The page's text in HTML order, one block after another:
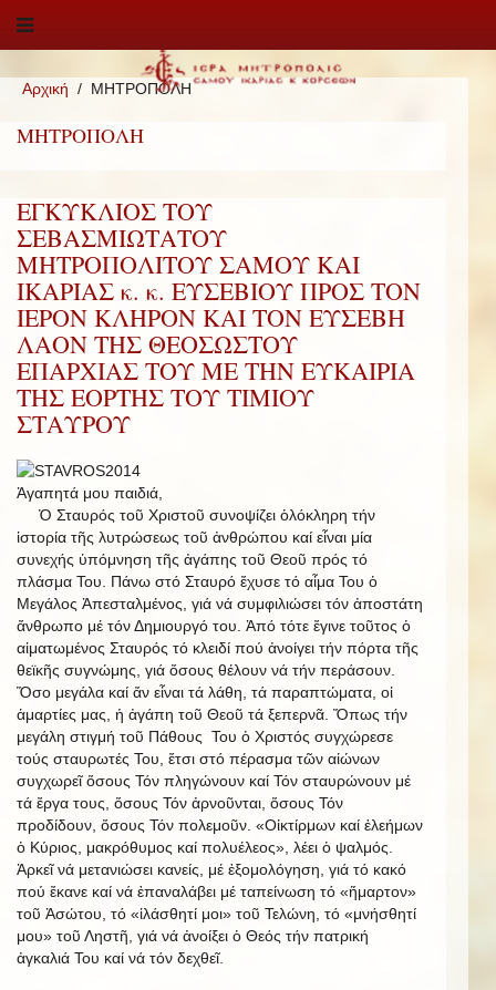
Αρχική ΜΗΤΡΟΠΟΛΗ
ΜΗΤΡΟΠΟΛΗ
ΕΓΚΥΚΛΙΟΣ ΤΟΥ
ΣΕΒΑΣΜΙΩΤΑΤΟΥ
ΜΗΤΡΟΠΟΛΙΤΟΥ ΣΑΜΟΥ ΚΑΙ
ΙΚΑΡΙΑΣ κ. κ. ΕΥΣΕΒΙΟΥ ΠΡΟΣ ΤΟΝ
ΙΕΡΟΝ ΚΛΗΡΟΝ ΚΑΙ ΤΟΝ ΕΥΣΕΒΗ
ΛΑΟΝ ΤΗΣ ΘΕΟΣΩΣΤΟΥ
ΕΠΑΡΧΙΑΣ ΤΟΥ ΜΕ ΤΗΝ ΕΥΚΑΙΡΙΑ
ΤΗΣ ΕΟΡΤΗΣ ΤΟΥ ΤΙΜΙΟΥ
ΣΤΑΥΡΟΥ
Ἀγαπητά μου παιδιά,
Ὁ Σταυρός τοῦ Χριστοῦ συνοψίζει ὁλόκληρη τήν
ἱστορία τῆς λυτρώσεως τοῦ ἀνθρώπου καί εἶναι μία
συνεχής ὑπόμνηση τῆς ἀγάπης τοῦ Θεοῦ πρός τό
πλάσμα Του. Πάνω στό Σταυρό ἔχυσε τό αἷμα Του ὁ
Μεγάλος Ἀπεσταλμένος, γιά νά συμφιλιώσει τόν ἀποστάτη
ἄνθρωπο μέ τόν Δημιουργό του. Ἀπό τότε ἔγινε τοῦτος ὁ
αἱματωμένος Σταυρός τό κλειδί πού ἀνοίγει τήν πόρτα τῆς
θεϊκῆς συγνώμης, γιά ὅσους θέλουν νά τήν περάσουν.
Ὅσο μεγάλα καί ἄν εἶναι τά λάθη, τά παραπτώματα, οἱ
ἁμαρτίες μας, ἡ ἀγάπη τοῦ Θεοῦ τά ξεπερνᾶ. Ὅπως τήν
μεγάλη στιγμή τοῦ Πάθους Του ὁ Χριστός συγχώρεσε
τούς σταυρωτές Του, ἔτσι στό πέρασμα τῶν αἰώνων
συγχωρεῖ ὅσους Τόν πληγώνουν καί Τόν σταυρώνουν μέ
τά ἔργα τους, ὅσους Τόν ἀρνοῦνται, ὅσους Τόν
προδίδουν, ὅσους Τόν πολεμοῦν. «Οἰκτίρμων καί ἐλεήμων
ὁ Κύριος, μακρόθυμος καί πολυέλεος», λέει ὁ ψαλμός.
Ἀρκεῖ νά μετανιώσει κανείς, μέ ἐξομολόγηση, γιά τό κακό
πού ἔκανε καί νά ἐπαναλάβει μέ ταπείνωση τό «ἥμαρτον»
τοῦ Ἀσώτου, τό «ἱλάσθητί μοι» τοῦ Τελώνη, τό «μνήσθητί
μου» τοῦ Ληστῆ, γιά νά ἀνοίξει ὁ Θεός τήν πατρική
ἀγκαλιά Του καί νά τόν δεχθεῖ.